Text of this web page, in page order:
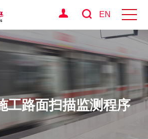
EN
工路面扫描监测程序